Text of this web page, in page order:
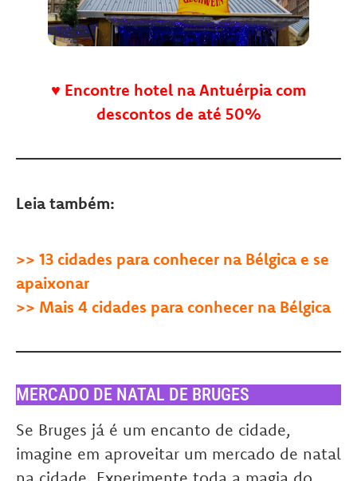
♥ Encontre hotel na Antuérpia com
descontos de até 50%
Leia também:
>> 13 cidades para conhecer na Bélgica e se
apaixonar
>> Mais 4 cidades para conhecer na Bélgica
MERCADO DE NATAL DE BRUGES
Se Bruges já é um encanto de cidade,
imagine em aproveitar um mercado de natal